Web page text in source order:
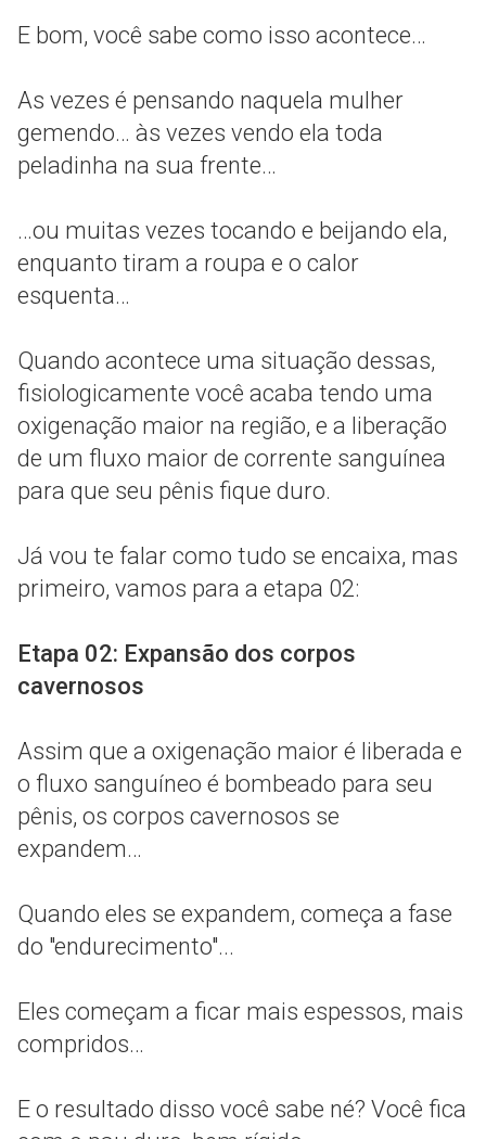
E bom, você sabe como isso acontece…
As vezes é pensando naquela mulher
gemendo… às vezes vendo ela toda
peladinha na sua frente…
…ou muitas vezes tocando e beijando ela,
enquanto tiram a roupa e o calor
esquenta…
Quando acontece uma situação dessas,
fisiologicamente você acaba tendo uma
oxigenação maior na região, e a liberação
de um fluxo maior de corrente sanguínea
para que seu pênis fique duro.
Já vou te falar como tudo se encaixa, mas
primeiro, vamos para a etapa 02:
Etapa 02: Expansão dos corpos
cavernosos
Assim que a oxigenação maior é liberada e
o fluxo sanguíneo é bombeado para seu
pênis, os corpos cavernosos se
expandem…
Quando eles se expandem, começa a fase
do "endurecimento"...
Eles começam a ficar mais espessos, mais
compridos…
E o resultado disso você sabe né? Você fica